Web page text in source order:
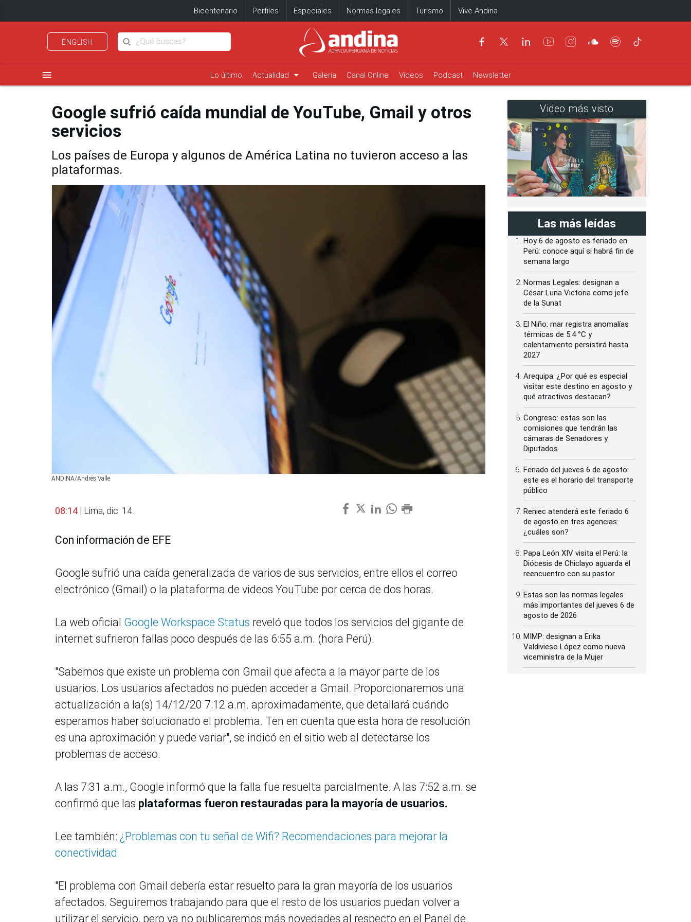
Bicentenario Perfiles Especiales Normas legales Turismo Vive Andina
ENGLISH
menu Lo último Actualidad arrow_drop_down Galería Canal Online Videos Podcast Newsletter
Google sufrió caída mundial de YouTube, Gmail y otros
servicios
Los países de Europa y algunos de América Latina no tuvieron acceso a las
plataformas.
ANDINA/Andrés Valle
08:14 | Lima, dic. 14.
Con información de EFE
Google sufrió una caída generalizada de varios de sus servicios, entre ellos el correo
electrónico (Gmail) o la plataforma de videos YouTube por cerca de dos horas.
La web oficial Google Workspace Status reveló que todos los servicios del gigante de
internet sufrieron fallas poco después de las 6:55 a.m. (hora Perú).
"Sabemos que existe un problema con Gmail que afecta a la mayor parte de los
usuarios. Los usuarios afectados no pueden acceder a Gmail. Proporcionaremos una
actualización a la(s) 14/12/20 7:12 a.m. aproximadamente, que detallará cuándo
esperamos haber solucionado el problema. Ten en cuenta que esta hora de resolución
es una aproximación y puede variar", se indicó en el sitio web al detectarse los
problemas de acceso.
A las 7:31 a.m., Google informó que la falla fue resuelta parcialmente. A las 7:52 a.m. se
confirmó que las plataformas fueron restauradas para la mayoría de usuarios.
Lee también: ¿Problemas con tu señal de Wifi? Recomendaciones para mejorar la
conectividad
"El problema con Gmail debería estar resuelto para la gran mayoría de los usuarios
afectados. Seguiremos trabajando para que el resto de los usuarios puedan volver a
utilizar el servicio, pero ya no publicaremos más novedades al respecto en el Panel de
Video más visto
Las más leídas
Hoy 6 de agosto es feriado en
Perú: conoce aquí si habrá fin de
semana largo
Normas Legales: designan a
César Luna Victoria como jefe
de la Sunat
El Niño: mar registra anomalías
térmicas de 5.4 °C y
calentamiento persistirá hasta
2027
Arequipa: ¿Por qué es especial
visitar este destino en agosto y
qué atractivos destacan?
Congreso: estas son las
comisiones que tendrán las
cámaras de Senadores y
Diputados
Feriado del jueves 6 de agosto:
este es el horario del transporte
público
Reniec atenderá este feriado 6
de agosto en tres agencias:
¿cuáles son?
Papa León XIV visita el Perú: la
Diócesis de Chiclayo aguarda el
reencuentro con su pastor
Estas son las normas legales
más importantes del jueves 6 de
agosto de 2026
MIMP: designan a Erika
Valdivieso López como nueva
viceministra de la Mujer